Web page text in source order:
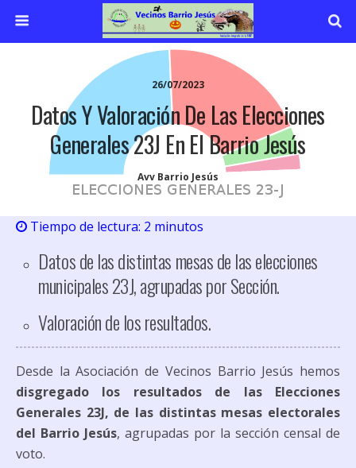
26/07/2023
Datos Y Valoración De Las Elecciones
Generales 23J En El Barrio Jesús
Avv Barrio Jesús
Tiempo de lectura: 2 minutos
Datos de las distintas mesas de las elecciones
municipales 23J, agrupadas por Sección.
Valoración de los resultados.
Desde la Asociación de Vecinos Barrio Jesús hemos
disgregado los resultados de las Elecciones
Generales 23J, de las distintas mesas electorales
del Barrio Jesús, agrupadas por la sección censal de
voto.